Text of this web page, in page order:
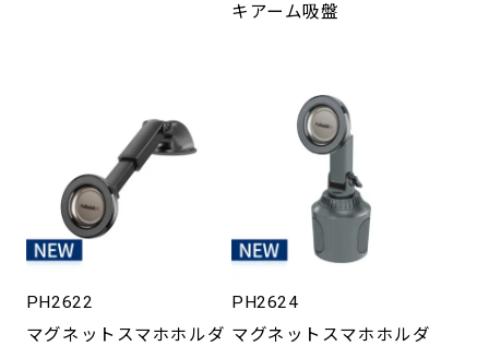
キアーム吸盤
PH2622
マグネットスマホホルダ
PH2624
マグネットスマホホルダ